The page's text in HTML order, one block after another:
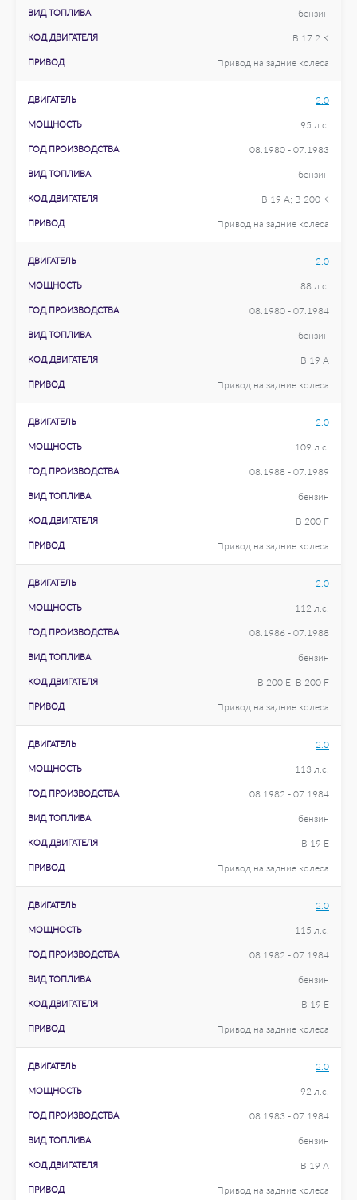
ВИД ТОПЛИВА бензин
КОД ДВИГАТЕЛЯ B 17 2 K
ПРИВОД Привод на задние колеса
ДВИГАТЕЛЬ 2.0
МОЩНОСТЬ 95 л.с.
ГОД ПРОИЗВОДСТВА 08.1980 - 07.1983
ВИД ТОПЛИВА бензин
КОД ДВИГАТЕЛЯ B 19 A; B 200 K
ПРИВОД Привод на задние колеса
ДВИГАТЕЛЬ 2.0
МОЩНОСТЬ 88 л.с.
ГОД ПРОИЗВОДСТВА 08.1980 - 07.1984
ВИД ТОПЛИВА бензин
КОД ДВИГАТЕЛЯ B 19 A
ПРИВОД Привод на задние колеса
ДВИГАТЕЛЬ 2.0
МОЩНОСТЬ 109 л.с.
ГОД ПРОИЗВОДСТВА 08.1988 - 07.1989
ВИД ТОПЛИВА бензин
КОД ДВИГАТЕЛЯ B 200 F
ПРИВОД Привод на задние колеса
ДВИГАТЕЛЬ 2.0
МОЩНОСТЬ 112 л.с.
ГОД ПРОИЗВОДСТВА 08.1986 - 07.1988
ВИД ТОПЛИВА бензин
КОД ДВИГАТЕЛЯ B 200 E; B 200 F
ПРИВОД Привод на задние колеса
ДВИГАТЕЛЬ 2.0
МОЩНОСТЬ 113 л.с.
ГОД ПРОИЗВОДСТВА 08.1982 - 07.1984
ВИД ТОПЛИВА бензин
КОД ДВИГАТЕЛЯ B 19 E
ПРИВОД Привод на задние колеса
ДВИГАТЕЛЬ 2.0
МОЩНОСТЬ 115 л.с.
ГОД ПРОИЗВОДСТВА 08.1982 - 07.1984
ВИД ТОПЛИВА бензин
КОД ДВИГАТЕЛЯ B 19 E
ПРИВОД Привод на задние колеса
ДВИГАТЕЛЬ 2.0
МОЩНОСТЬ 92 л.с.
ГОД ПРОИЗВОДСТВА 08.1983 - 07.1984
ВИД ТОПЛИВА бензин
КОД ДВИГАТЕЛЯ B 19 A
ПРИВОД Привод на задние колеса